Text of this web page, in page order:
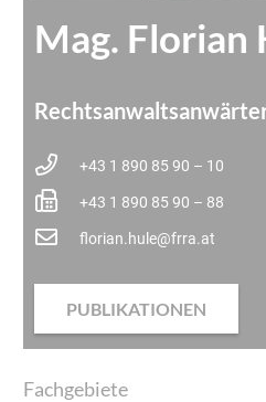
Mag. Florian
+43 1 890 85 90 – 10
+43 1 890 85 90 – 88
florian.hule@frra.at
PUBLIKATIONEN
Fachgebiete